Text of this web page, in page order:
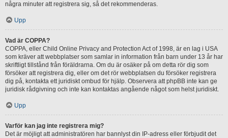
några minuter att registrera sig, så det rekommenderas.
Upp
Vad är COPPA?
COPPA, eller Child Online Privacy and Protection Act of 1998, är en lag i USA
som kräver att webbplatser som samlar in information från barn under 13 år har
skriftligt tillstånd från föräldrarna. Om du är osäker på om detta rör dig som
försöker att registrera dig, eller om det rör webbplatsen du försöker registrera
dig på, kontakta ett juridiskt ombud för hjälp. Observera att phpBB inte kan ge
juridisk rådgivning och inte kan kontaktas angående något som helst juridiskt.
Upp
Varför kan jag inte registrera mig?
Det är möjligt att administratören har bannlyst din IP-adress eller förbjudit det